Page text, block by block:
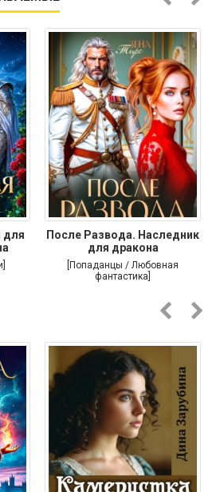
для
После Развода. Наследник
для дракона
[Попаданцы / Любовная
фантастика]